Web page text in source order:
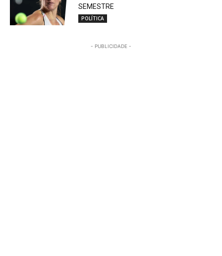
SEMESTRE
POLÍTICA
- PUBLICIDADE -